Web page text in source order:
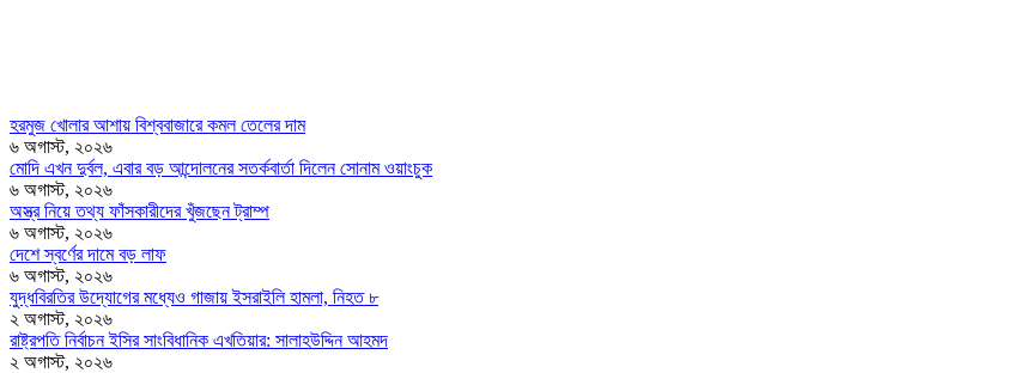
হরমুজ খোলার আশায় বিশ্ববাজারে কমল তেলের দাম
৬ অগাস্ট, ২০২৬
মোদি এখন দুর্বল, এবার বড় আন্দোলনের সতর্কবার্তা দিলেন সোনাম ওয়াংচুক
৬ অগাস্ট, ২০২৬
অস্ত্র নিয়ে তথ্য ফাঁসকারীদের খুঁজছেন ট্রাম্প
৬ অগাস্ট, ২০২৬
দেশে স্বর্ণের দামে বড় লাফ
৬ অগাস্ট, ২০২৬
যুদ্ধবিরতির উদ্যোগের মধ্যেও গাজায় ইসরাইলি হামলা, নিহত ৮
২ অগাস্ট, ২০২৬
রাষ্ট্রপতি নির্বাচন ইসির সাংবিধানিক এখতিয়ার: সালাহউদ্দিন আহমদ
২ অগাস্ট, ২০২৬